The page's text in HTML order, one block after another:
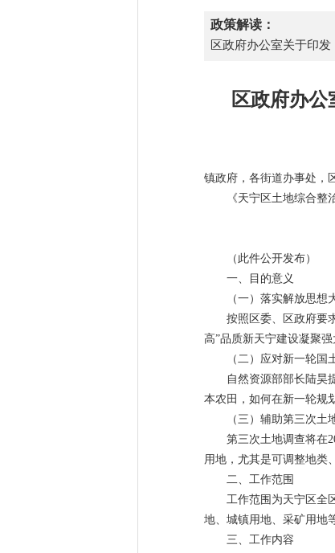
政策解读：
区政府办公室关于印
区政府办
镇政府，各街道办事处，
《天宁区土地综合
（此件公开发布）
一、目的意义
（一）落实解放思想
按照区委、区政府要
高”品质新天宁建设凝聚
（二）应对新一轮国
自然资源部部长陆昊
本农田，如何在新一轮规
（三）辅助第三次土
第三次土地调查将在
用地，尤其是可调整地类
二、工作范围
工作范围为天宁区全
地、城镇用地、采矿用地
三、工作内容